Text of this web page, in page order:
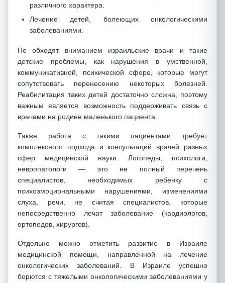
различного характера.
Лечение детей, болеющих онкологическими
заболеваниями.
Не обходят вниманием израильские врачи и такие
детские проблемы, как нарушения в умственной,
коммуникативной, психической сфере, которые могут
сопутствовать перенесению некоторых болезней.
Реабилитация таких детей достаточно сложна, поэтому
важным является возможность поддерживать связь с
врачами на родине маленького пациента.
Также работа с такими пациентами требует
комплексного подхода и консультаций врачей разных
сфер медицинской науки. Логопеды, психологи,
невропатологи — это не полный перечень
специалистов, необходимых ребенку с
психоэмоциональными нарушениями, изменениями
слуха, речи, не считая специалистов, которые
непосредственно лечат заболевание (кардиологов,
ортопедов, хирургов).
Отдельно можно отметить развитие в Израиле
медицинской помощи, направленной на лечение
онкологических заболеваний. В Израиле успешно
борются с тяжелыми онкологическими заболеваниями у